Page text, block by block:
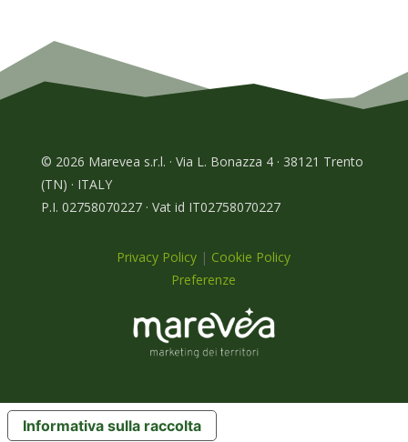
© 2026 Marevea s.r.l. · Via L. Bonazza 4 · 38121 Trento
(TN) · ITALY
P.I. 02758070227 · Vat id IT02758070227
Privacy Policy | Cookie Policy
Preferenze
Informativa sulla raccolta